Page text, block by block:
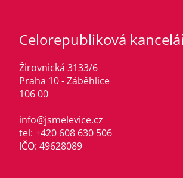
Celorepubliková
Žirovnická 3133/6
Praha 10 - Záběhlice
106 00
info@jsmelevice.cz
tel: +420 608 630 506
IČO: 49628089